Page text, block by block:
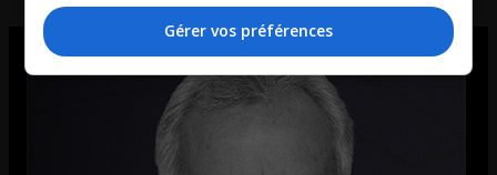
Gérer vos préférences